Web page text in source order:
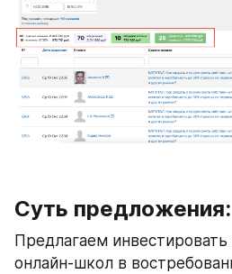
Суть предложения:
Предлагаем
онлайн-школ в